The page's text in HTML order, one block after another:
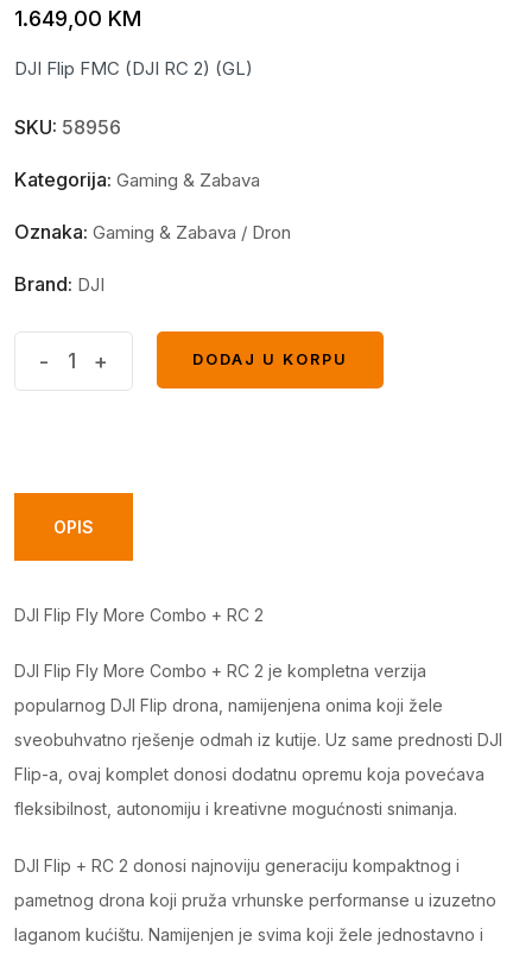
1.649,00 KM
DJI Flip FMC (DJI RC 2) (GL)
SKU: 58956
Kategorija: Gaming & Zabava
Oznaka: Gaming & Zabava / Dron
Brand: DJI
kontroler,
Flip
FMC
(DJI
- +
DODAJ U KORPU
OPIS
DJI Flip Fly More Combo + RC 2
DJI Flip Fly More Combo + RC 2 je kompletna verzija
popularnog DJI Flip drona, namijenjena onima koji žele
sveobuhvatno rješenje odmah iz kutije. Uz same prednosti DJI
Flip-a, ovaj komplet donosi dodatnu opremu koja povećava
fleksibilnost, autonomiju i kreativne mogućnosti snimanja.
DJI Flip + RC 2 donosi najnoviju generaciju kompaktnog i
pametnog drona koji pruža vrhunske performanse u izuzetno
laganom kućištu. Namijenjen je svima koji žele jednostavno i